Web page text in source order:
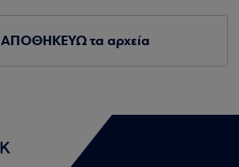
ΑΠΟΘΗΚΕΥΩ τα αρχεία